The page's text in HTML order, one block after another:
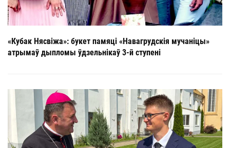
«Кубак Нясвіжа»: букет памяці «Навагрудскія мучаніцы»
атрымаў дыпломы ўдзельнікаў 3-й ступені